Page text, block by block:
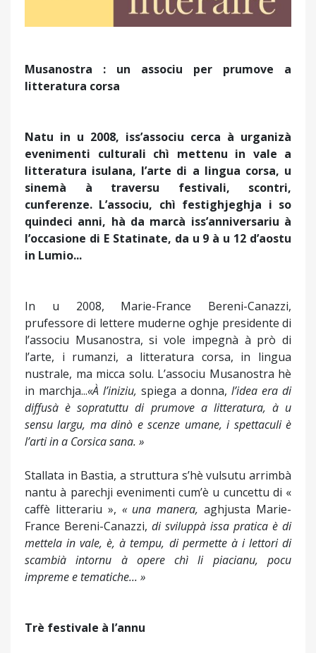
Musanostra : un associu per prumove a
litteratura corsa
Natu in u 2008, iss’associu cerca à urganizà
evenimenti culturali chì mettenu in vale a
litteratura isulana, l’arte di a lingua corsa, u
sinemà à traversu festivali, scontri,
cunferenze. L’associu, chì festighjeghja i so
quindeci anni, hà da marcà iss’anniversariu à
l’occasione di E Statinate, da u 9 à u 12 d’aostu
in Lumio...
In u 2008, Marie-France Bereni-Canazzi,
prufessore di lettere muderne oghje presidente di
l’associu Musanostra, si vole impegnà à prò di
l’arte, i rumanzi, a litteratura corsa, in lingua
nustrale, ma micca solu. L’associu Musanostra hè
in marchja...«À l’iniziu, spiega a donna,l’idea era di
diffusà è sopratuttu di prumove a litteratura, à u
sensu largu, ma dinò e scenze umane, i spettaculi è
l’arti in a Corsica sana. »
Stallata in Bastia, a struttura s’hè vulsutu arrimbà
nantu à parechji evenimenti cum’è u cuncettu di «
caffè litterariu », « una manera,aghjusta Marie-
France Bereni-Canazzi, di sviluppà issa pratica è di
mettela in vale, è, à tempu, di permette à i lettori di
scambià intornu à opere chì li piacianu, pocu
impreme e tematiche... »
Trè festivale à l’annu